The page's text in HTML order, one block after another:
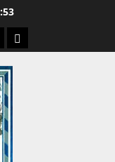
Dribbble